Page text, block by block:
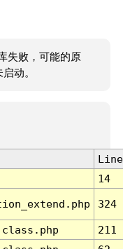
失败，可能的原
动。
Line
14
324
211